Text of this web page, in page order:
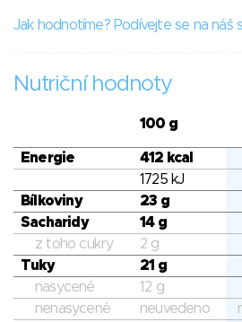
Jak hodnotíme? Podívejte se na náš
Nutriční hodnoty
100 g
Energie 412 kcal
1725 kJ
Bílkoviny
23 g
Sacharidy
14 g
z toho cukry
2 g
Tuky
21 g
nasycené
12 g
nenasycené
neuvedeno